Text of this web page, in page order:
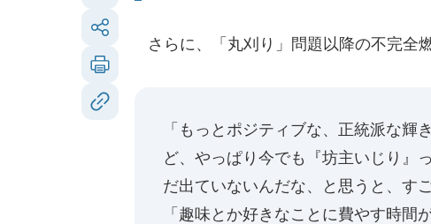
さらに、「丸刈り」問題以降の不完全
「もっとポジティブな、正統派な輝
ど、やっぱり今でも『坊主いじり』
だ出ていないんだな、と思うと、す
「趣味とか好きなことに費やす時